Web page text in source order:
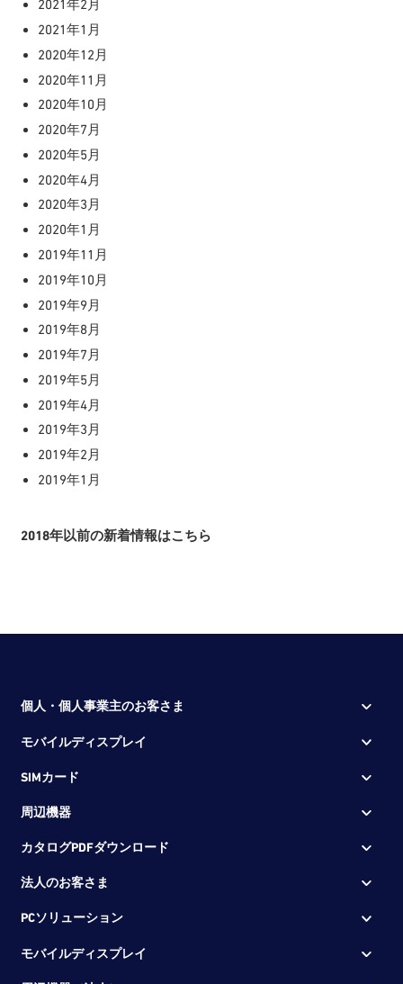
2021年2月
2021年1月
2020年12月
2020年11月
2020年10月
2020年7月
2020年5月
2020年4月
2020年3月
2020年1月
2019年11月
2019年10月
2019年9月
2019年8月
2019年7月
2019年5月
2019年4月
2019年3月
2019年2月
2019年1月
2018年以前の新着情報はこちら
個人・個人事業主のお客さま
モバイルディスプレイ
SIMカード
周辺機器
カタログPDFダウンロード
法人のお客さま
PCソリューション
モバイルディスプレイ